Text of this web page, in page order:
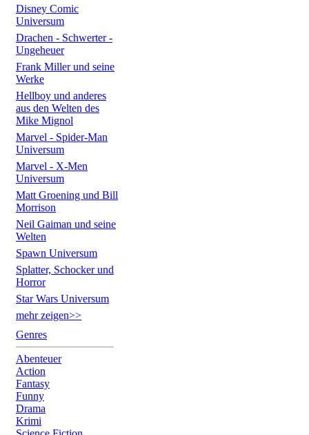
Disney Comic
Universum
Drachen - Schwerter -
Ungeheuer
Frank Miller und seine
Werke
Hellboy und anderes
aus den Welten des
Mike Mignol
Marvel - Spider-Man
Universum
Marvel - X-Men
Universum
Matt Groening und Bill
Morrison
Neil Gaiman und seine
Welten
Spawn Universum
Splatter, Schocker und
Horror
Star Wars Universum
mehr zeigen>>
Genres
Abenteuer
Action
Fantasy
Funny
Drama
Krimi